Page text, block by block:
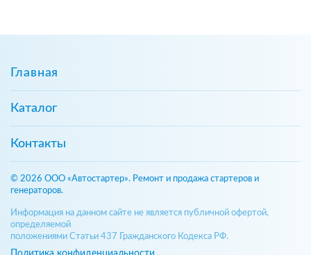
Главная
Каталог
Контакты
© 2026 ООО «Автостартер». Ремонт и продажа стартеров и
генераторов.
Информация на данном сайте не является публичной офертой,
определяемой
положениями Статьи 437 Гражданского Кодекса РФ.